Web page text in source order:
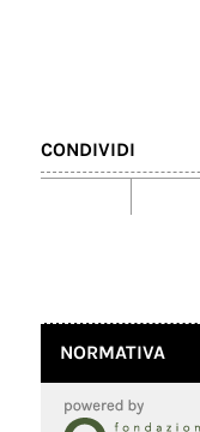
CONDIVIDI
NORMATIVA